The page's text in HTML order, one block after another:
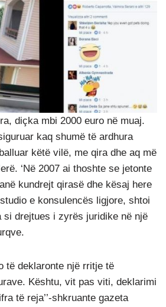
diçka mbi 2000 euro në muaj.
kaq shumë të ardhura
këtë vilë, me qira dhe aq më
‘Në 2007 ai thoshte se jetonte
kundrejt qirasë dhe kësaj here
e konsulencës ligjore, shtoi
si drejtues i zyrës juridike në një
të deklaronte një rritje të
Kështu, vit pas viti, deklarimi
të reja’’-shkruante gazeta